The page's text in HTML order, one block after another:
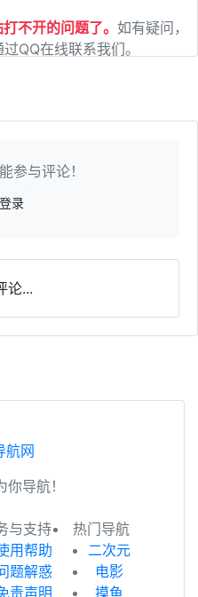
不开的问题了。 如有疑问，
QQ在线联系我们。
参与评论！
录
论...
导航！
与支持
用帮助
题解惑
责声明
热门导航
二次元
电影
摸鱼